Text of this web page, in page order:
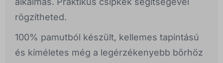
rögzítheted.
100% pamutból készült, kellemes tapintású
és kíméletes még a legérzékenyebb bőrhöz